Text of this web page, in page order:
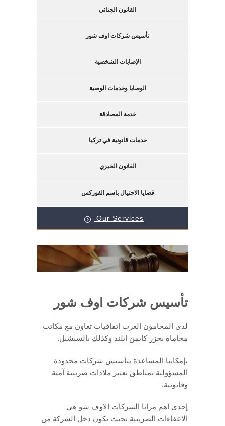
القانون الجنائي
تأسيس شركات اوف شور
الإصابات الشخصية
الوصايا وخدمات الوصية
خدمة المصادقة
خدمات قانونية في تركيا
القانون الخيري
قضايا الاحتيال باسم الفوركس
Our Services
تأسيس شركات اوف شور
لدى المحامون العرب اتفاقيات تعاون مع مكاتب
محاماة بجزر كايمن ايلند وكذلك بالسيشيل.
بإمكاننا المساعدة بتأسيس شركات محدودة
المسؤولية بمناطق تعتبر ملاذات ضريبية آمنة
وقانونية.
إحدى اهم مزايا الشركات الاوف شو هي
الاعفاءات الضريبية بحيث يكون دخل الشركة من